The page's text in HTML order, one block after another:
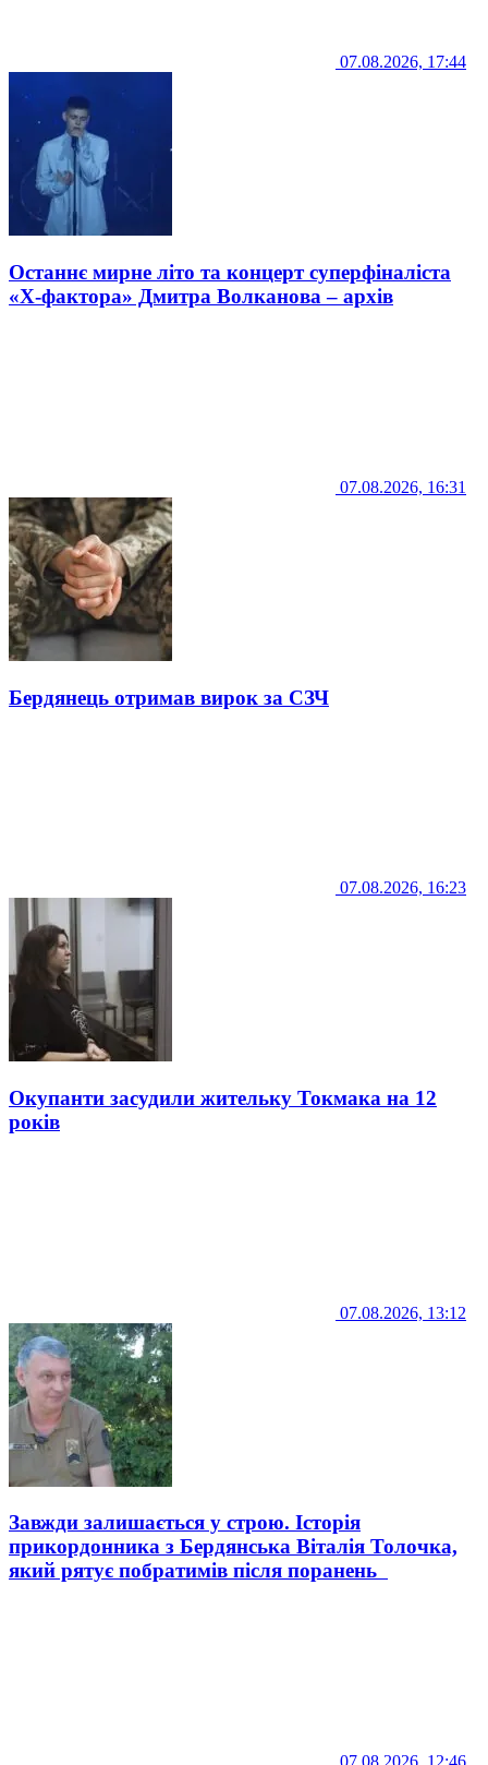
07.08.2026, 17:44
Останнє мирне літо та концерт суперфіналіста
«Х-фактора» Дмитра Волканова – архів
07.08.2026, 16:31
Бердянець отримав вирок за СЗЧ
07.08.2026, 16:23
Окупанти засудили жительку Токмака на 12
років
07.08.2026, 13:12
Завжди залишається у строю. Історія
прикордонника з Бердянська Віталія Толочка,
який рятує побратимів після поранень